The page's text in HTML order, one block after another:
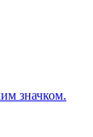
значком.